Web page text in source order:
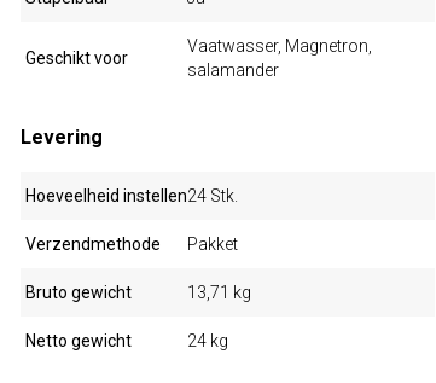
Geschikt voor
Vaatwasser, Magnetron,
salamander
Levering
Hoeveelheid instellen24 Stk.
Verzendmethode Pakket
Bruto gewicht 13,71 kg
Netto gewicht 24 kg